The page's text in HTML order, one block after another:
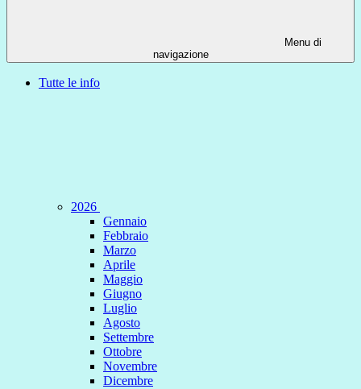
Menu di
navigazione
Tutte le info
2026
Gennaio
Febbraio
Marzo
Aprile
Maggio
Giugno
Luglio
Agosto
Settembre
Ottobre
Novembre
Dicembre